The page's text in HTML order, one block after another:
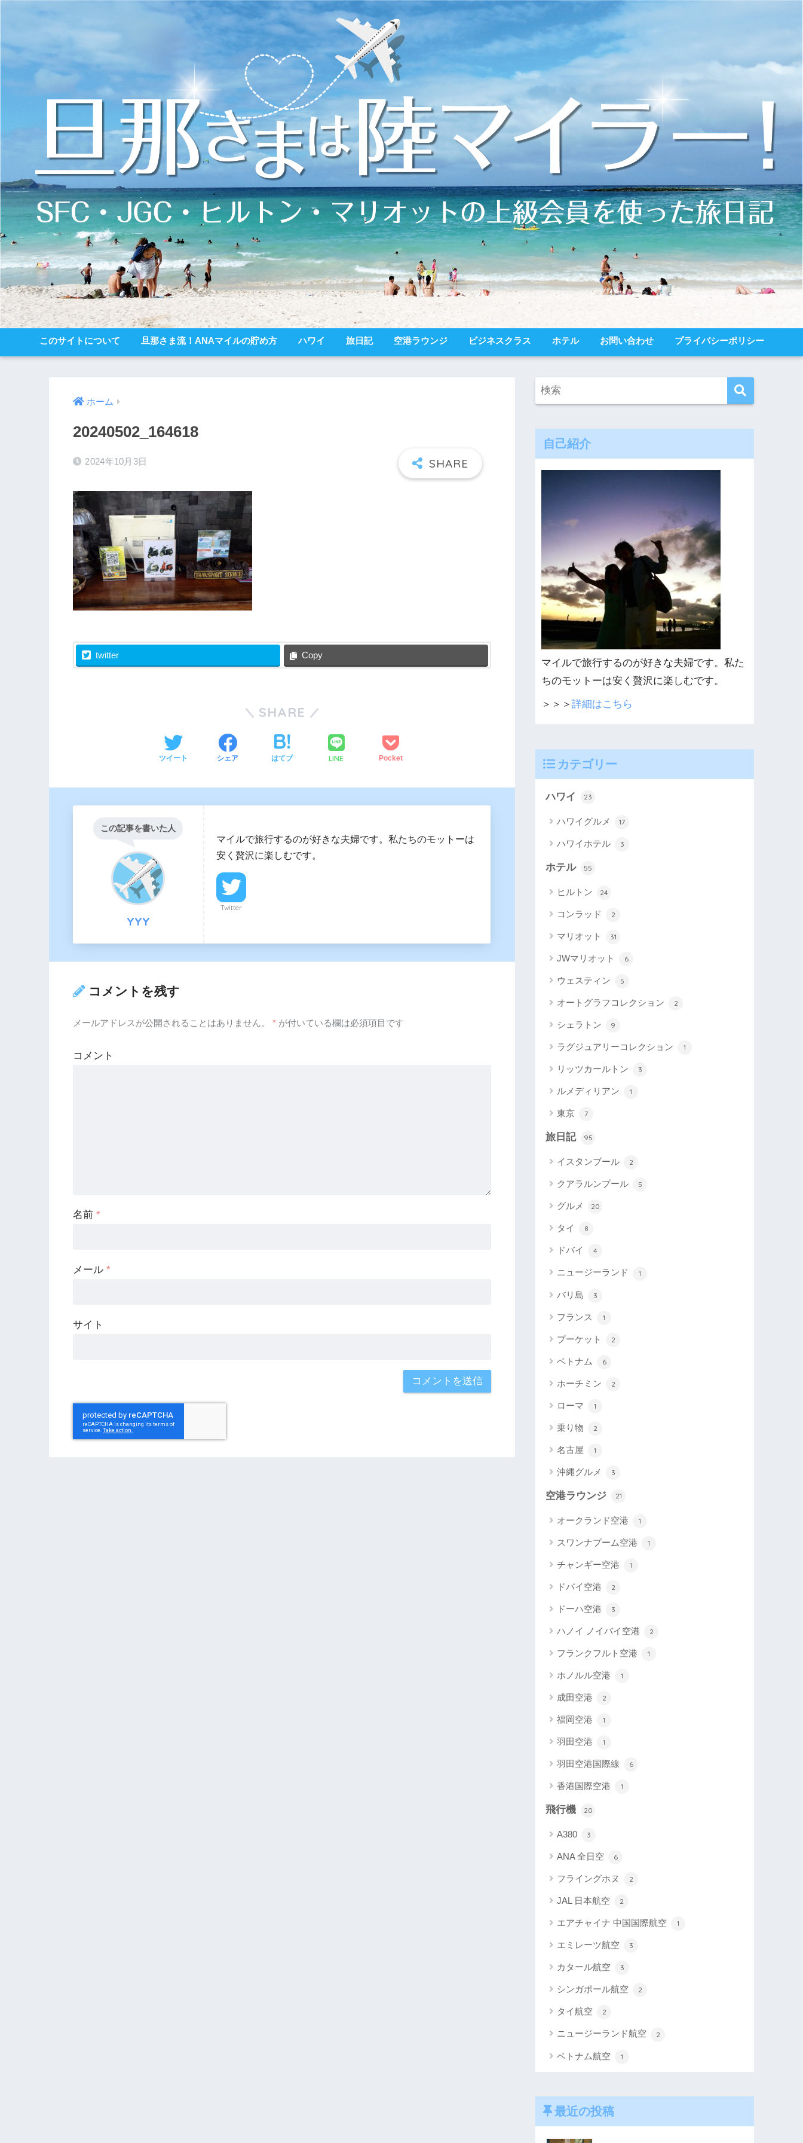
このサイトについて 旦那さま流！ANAマイルの貯め方 ハワイ 旅日記 空港ラウンジ ビジネスクラス ホテル お問い合わせ プライバシーポリシー
ホーム
20240502_164618
2024年10月3日
twitter Copy
SHARE
ツイート シェア はてブ LINE Pocket
この記事を書いた人
YYY
マイルで旅行するのが好きな夫婦です。私たちのモットーは
安く贅沢に楽しむです。
Twitter
コメントを残す
メールアドレスが公開されることはありません。 * が付いている欄は必須項目です
コメント
名前 *
メール *
サイト
自己紹介
マイルで旅行するのが好きな夫婦です。私た
ちのモットーは安く贅沢に楽しむです。
＞＞＞詳細はこちら
カテゴリー
ハワイ 23
ハワイグルメ 17
ハワイホテル 3
ホテル 55
ヒルトン 24
コンラッド 2
マリオット 31
JWマリオット 6
ウェスティン 5
オートグラフコレクション 2
シェラトン 9
ラグジュアリーコレクション 1
リッツカールトン 3
ルメディリアン 1
東京 7
旅日記 95
イスタンブール 2
クアラルンプール 5
グルメ 20
タイ 8
ドバイ 4
ニュージーランド 1
バリ島 3
フランス 1
プーケット 2
ベトナム 6
ホーチミン 2
ローマ 1
乗り物 2
名古屋 1
沖縄グルメ 3
空港ラウンジ 21
オークランド空港 1
スワンナプーム空港 1
チャンギー空港 1
ドバイ空港 2
ドーハ空港 3
ハノイ ノイバイ空港 2
フランクフルト空港 1
ホノルル空港 1
成田空港 2
福岡空港 1
羽田空港 1
羽田空港国際線 6
香港国際空港 1
飛行機 20
A380 3
ANA 全日空 6
フライングホヌ 2
JAL 日本航空 2
エアチャイナ 中国国際航空 1
エミレーツ航空 3
カタール航空 3
シンガポール航空 2
タイ航空 2
ニュージーランド航空 2
ベトナム航空 1
最近の投稿